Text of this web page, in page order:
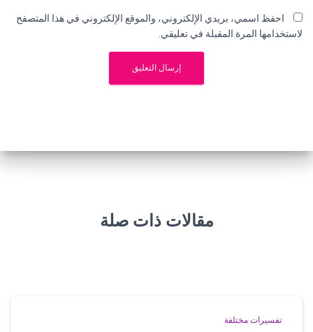
احفظ اسمي، بريدي الإلكتروني، والموقع الإلكتروني في هذا المتصفح
لاستخدامها المرة المقبلة في تعليقي.
مقالات ذات صلة
تفسيرات مختلفة